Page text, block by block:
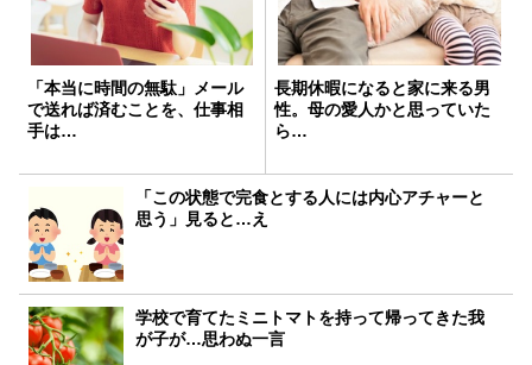
「本当に時間の無駄」メール
で送れば済むことを、仕事相
手は…
長期休暇になると家に来る男
性。母の愛人かと思っていた
ら…
「この状態で完食とする人には内心アチャーと
思う」見ると…え
学校で育てたミニトマトを持って帰ってきた我
が子が…思わぬ一言